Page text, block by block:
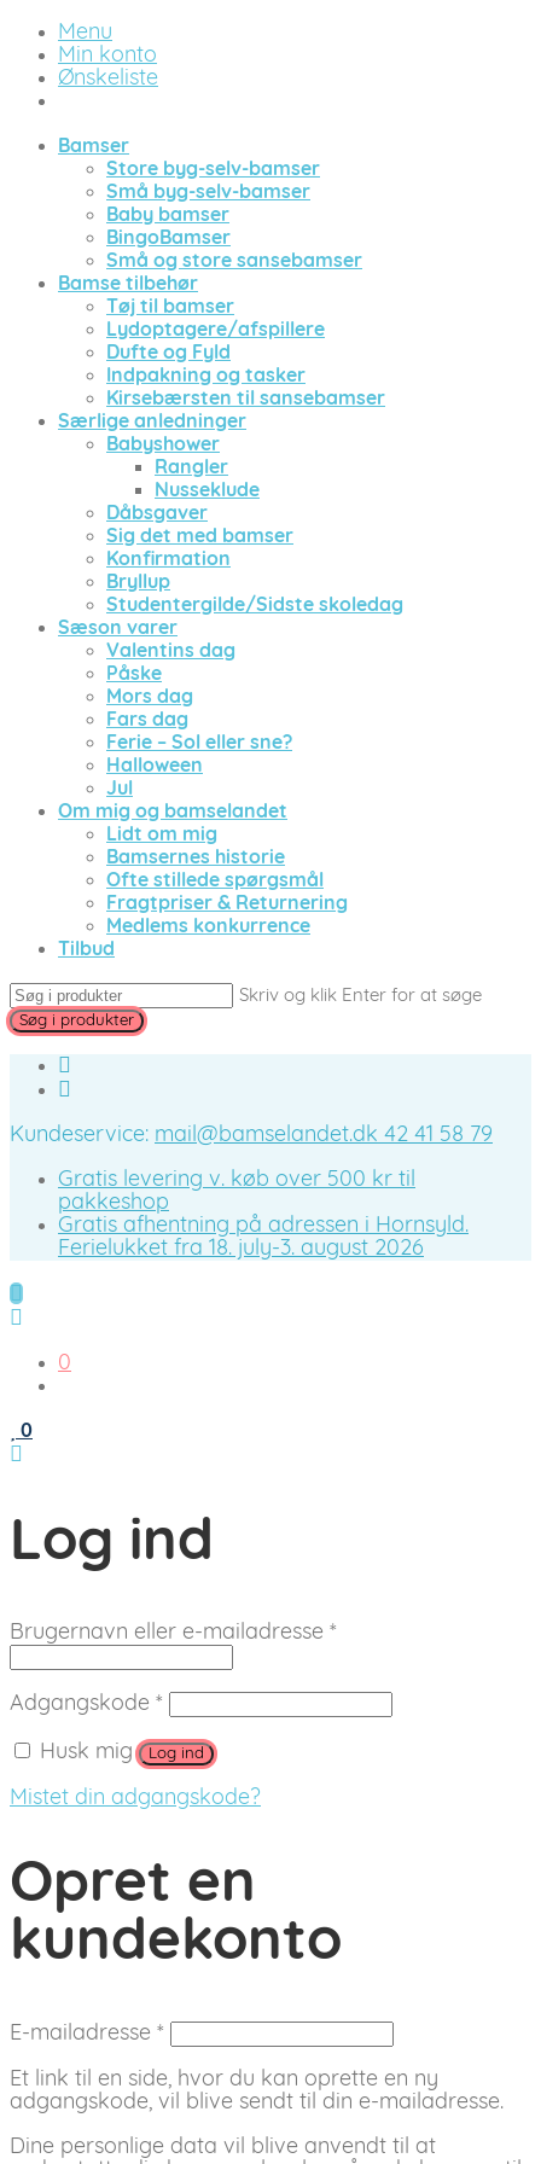
Menu
Min konto
Ønskeliste
Bamser
Store byg-selv-bamser
Små byg-selv-bamser
Baby bamser
BingoBamser
Små og store sansebamser
Bamse tilbehør
Tøj til bamser
Lydoptagere/afspillere
Dufte og Fyld
Indpakning og tasker
Kirsebærsten til sansebamser
Særlige anledninger
Babyshower
Rangler
Nusseklude
Dåbsgaver
Sig det med bamser
Konfirmation
Bryllup
Studentergilde/Sidste skoledag
Sæson varer
Valentins dag
Påske
Mors dag
Fars dag
Ferie – Sol eller sne?
Halloween
Jul
Om mig og bamselandet
Lidt om mig
Bamsernes historie
Ofte stillede spørgsmål
Fragtpriser & Returnering
Medlems konkurrence
Tilbud
Skriv og klik Enter for at søge
Kundeservice: mail@bamselandet.dk 42 41 58 79
Gratis levering v. køb over 500 kr til
pakkeshop
Gratis afhentning på adressen i Hornsyld.
Ferielukket fra 18. july-3. august 2026
0
0
Log ind
Brugernavn eller e-mailadresse *
Adgangskode *
Husk mig Log ind
Mistet din adgangskode?
Opret en
kundekonto
E-mailadresse *
Et link til en side, hvor du kan oprette en ny
adgangskode, vil blive sendt til din e-mailadresse.
Dine personlige data vil blive anvendt til at